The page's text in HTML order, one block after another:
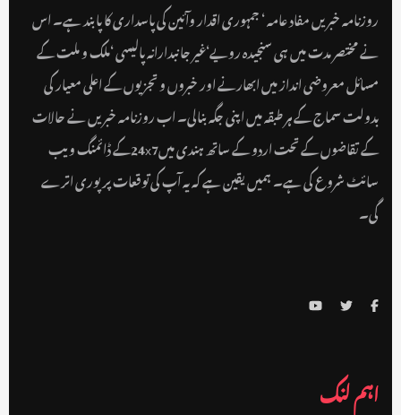
روزنامہ خبریں مفاد عامہ ‘ جمہوری اقدار وآئین کی پاسداری کا پابند ہے۔ اس
نے مختصر مدت میں ہی سنجیدہ رویے‘غیر جانبدارانہ پالیسی ‘ملک و ملت کے
مسائل معروضی انداز میں ابھارنے اور خبروں و تجزیوں کے اعلی معیار کی
بدولت سماج کے ہر طبقہ میں اپنی جگہ بنالی۔ اب روزنامہ خبریں نے حالات
کے تقاضوں کے تحت اردو کے ساتھ ہندی میں24x7کے ڈائمنگ ویب
سائٹ شروع کی ہے۔ ہمیں یقین ہے کہ یہ آپ کی توقعات پر پوری اترے
گی۔
اہم لنک